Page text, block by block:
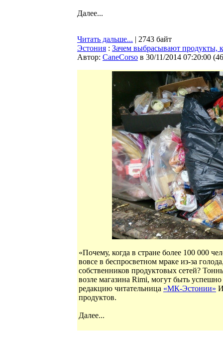
Далее...
Читать дальше... | 2743 байт
Эстония : Зачем выбрасывают продукты,
Автор: CaneCorso в 30/11/2014 07:20:00 (
«Почему, когда в стране более 100 000
вовсе в беспросветном мраке из-за
собственников продуктовых сетей?
возле магазина Rimi, могут быть
редакцию читательница «МК-Эстонии»
продуктов.
Далее...